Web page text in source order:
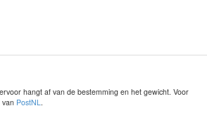
hangt af van de bestemming en het gewicht. Voor
van PostNL